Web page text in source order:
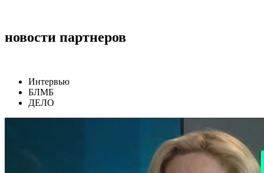
новости партнеров
Интервью
БЛМБ
ДЕЛО